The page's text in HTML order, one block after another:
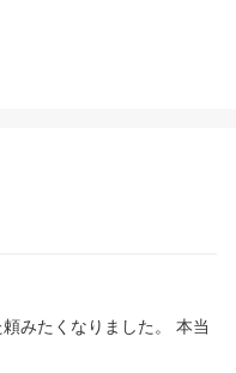
みたくなりました。 本当